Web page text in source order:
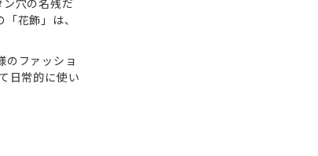
穴の名残だ
花飾」は、
のファッショ
日常的に使い